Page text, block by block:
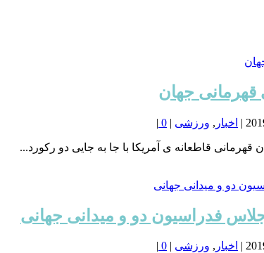
قهرمانی جهان
| اخبار , ورزشی |
0
|
قهرمانی قاطعانه ی آمریکا با جا به جایی دو رکورد...
فدراسیون دو و میدانی جهانی
اخبار , ورزشی 0